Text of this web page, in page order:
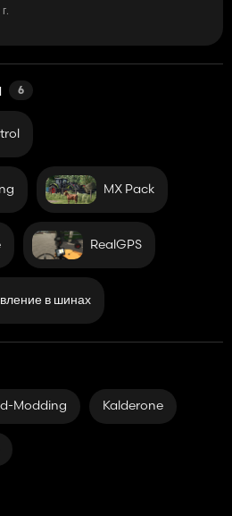
6
MX Pack
RealGPS
в шинах
Modding Kalderone